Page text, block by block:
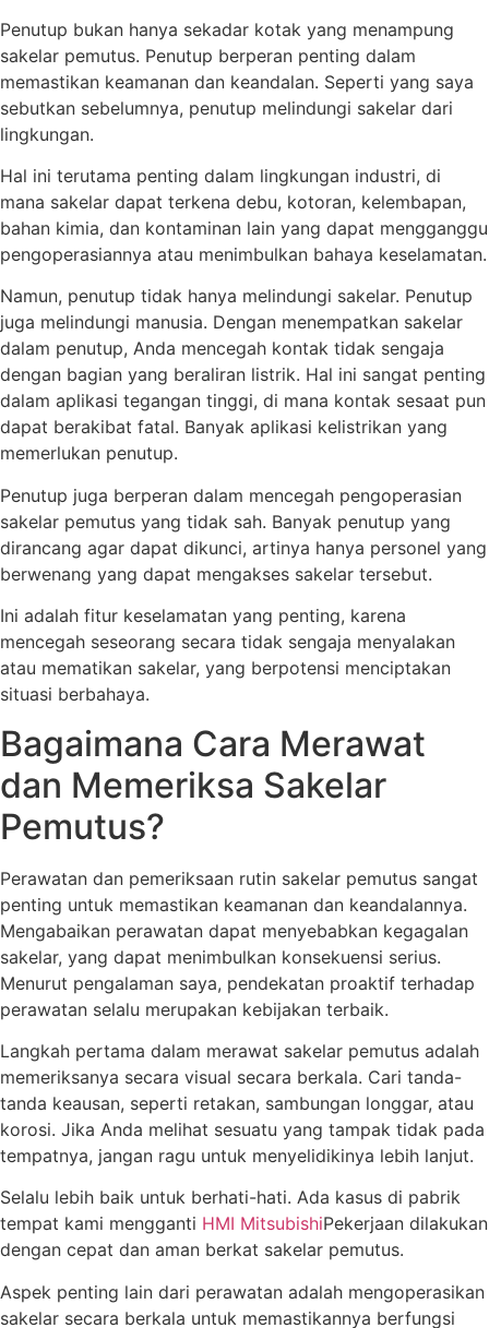
Penutup bukan hanya sekadar kotak yang menampung
sakelar pemutus. Penutup berperan penting dalam
memastikan keamanan dan keandalan. Seperti yang saya
sebutkan sebelumnya, penutup melindungi sakelar dari
lingkungan.
Hal ini terutama penting dalam lingkungan industri, di
mana sakelar dapat terkena debu, kotoran, kelembapan,
bahan kimia, dan kontaminan lain yang dapat mengganggu
pengoperasiannya atau menimbulkan bahaya keselamatan.
Namun, penutup tidak hanya melindungi sakelar. Penutup
juga melindungi manusia. Dengan menempatkan sakelar
dalam penutup, Anda mencegah kontak tidak sengaja
dengan bagian yang beraliran listrik. Hal ini sangat penting
dalam aplikasi tegangan tinggi, di mana kontak sesaat pun
dapat berakibat fatal. Banyak aplikasi kelistrikan yang
memerlukan penutup.
Penutup juga berperan dalam mencegah pengoperasian
sakelar pemutus yang tidak sah. Banyak penutup yang
dirancang agar dapat dikunci, artinya hanya personel yang
berwenang yang dapat mengakses sakelar tersebut.
Ini adalah fitur keselamatan yang penting, karena
mencegah seseorang secara tidak sengaja menyalakan
atau mematikan sakelar, yang berpotensi menciptakan
situasi berbahaya.
Bagaimana Cara Merawat
dan Memeriksa Sakelar
Pemutus?
Perawatan dan pemeriksaan rutin sakelar pemutus sangat
penting untuk memastikan keamanan dan keandalannya.
Mengabaikan perawatan dapat menyebabkan kegagalan
sakelar, yang dapat menimbulkan konsekuensi serius.
Menurut pengalaman saya, pendekatan proaktif terhadap
perawatan selalu merupakan kebijakan terbaik.
Langkah pertama dalam merawat sakelar pemutus adalah
memeriksanya secara visual secara berkala. Cari tanda-
tanda keausan, seperti retakan, sambungan longgar, atau
korosi. Jika Anda melihat sesuatu yang tampak tidak pada
tempatnya, jangan ragu untuk menyelidikinya lebih lanjut.
Selalu lebih baik untuk berhati-hati. Ada kasus di pabrik
tempat kami mengganti HMI MitsubishiPekerjaan dilakukan
dengan cepat dan aman berkat sakelar pemutus.
Aspek penting lain dari perawatan adalah mengoperasikan
sakelar secara berkala untuk memastikannya berfungsi